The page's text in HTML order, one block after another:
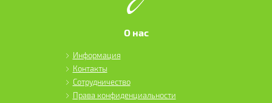
О нас
Информация
Контакты
Сотрудничество
Права конфиденциальности